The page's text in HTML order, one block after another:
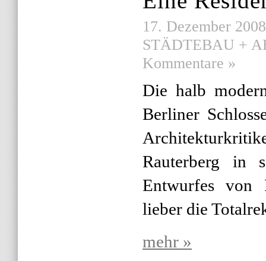
17. Dezember
STÄDTEBAU +
Kommentare »
Die halb
Berliner
Rauterberg in
Entwurfes von
lieber die
mehr »